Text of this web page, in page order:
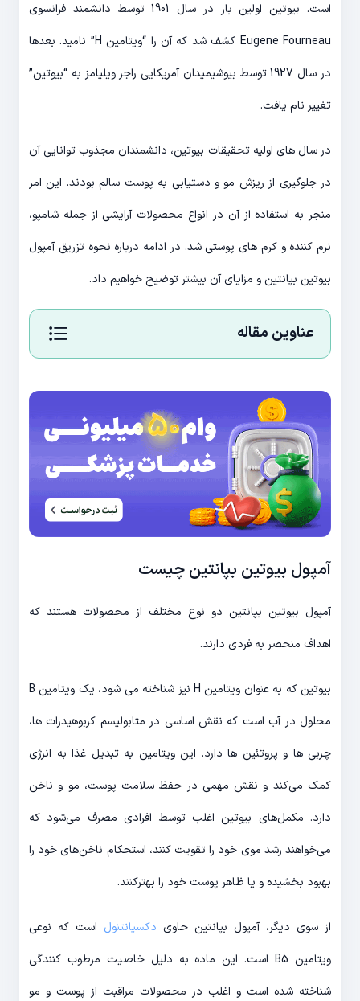
است. بیوتین اولین بار در سال 1901 توسط دانشمند فرانسوی
Eugene Fourneau کشف شد که آن را “ویتامین H” نامید. بعدها
در سال 1927 توسط بیوشیمیدان آمریکایی راجر ویلیامز به “بیوتین”
تغییر نام یافت.
در سال های اولیه تحقیقات بیوتین، دانشمندان مجذوب توانایی آن
در جلوگیری از ریزش مو و دستیابی به پوست سالم بودند. این امر
منجر به استفاده از آن در انواع محصولات آرایشی از جمله شامپو،
نرم کننده و کرم های پوستی شد. در ادامه درباره نحوه تزریق آمپول
بیوتین بپانتین و مزایای آن بیشتر توضیح خواهیم داد.
عناوین مقاله
آمپول بیوتین بپانتین چیست
آمپول بیوتین بپانتین دو نوع مختلف از محصولات هستند که
اهداف منحصر به فردی دارند.
بیوتین که به عنوان ویتامین H نیز شناخته می شود، یک ویتامین B
محلول در آب است که نقش اساسی در متابولیسم کربوهیدرات ها،
چربی ها و پروتئین ها دارد. این ویتامین به تبدیل غذا به انرژی
کمک می‌کند و نقش مهمی در حفظ سلامت پوست، مو و ناخن
دارد. مکمل‌های بیوتین اغلب توسط افرادی مصرف می‌شود که
می‌خواهند رشد موی خود را تقویت کنند، استحکام ناخن‌های خود را
بهبود بخشیده و یا ظاهر پوست خود را بهترکنند.
از سوی دیگر، آمپول بپانتین حاوی دکسپانتنول است که نوعی
ویتامین B5 است. این ماده به دلیل خاصیت مرطوب کنندگی
شناخته شده است و اغلب در محصولات مراقبت از پوست و مو